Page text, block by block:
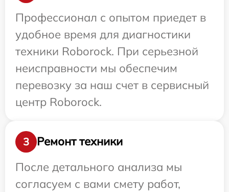
Профессионал с опытом приедет в
удобное время для диагностики
техники Roborock. При серьезной
неисправности мы обеспечим
перевозку за наш счет в сервисный
центр Roborock.
3
Ремонт техники
После детального анализа мы
согласуем с вами смету работ,